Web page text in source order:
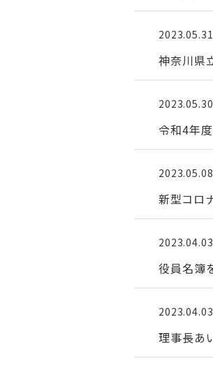
2023.05.31
神奈川県
2023.05.30
令和4年度
2023.05.08
新型コロ
2023.04.03
役員名簿
2023.04.03
理事長あ